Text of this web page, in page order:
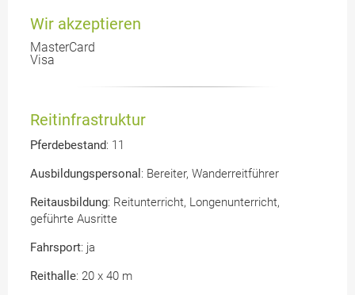
Wir akzeptieren
MasterCard
Visa
Reitinfrastruktur
Pferdebestand: 11
Ausbildungspersonal : Bereiter, Wanderreitführer
Reitausbildung: Reitunterricht, Longenunterricht,
geführte Ausritte
Fahrsport: ja
Reithalle: 20 x 40 m